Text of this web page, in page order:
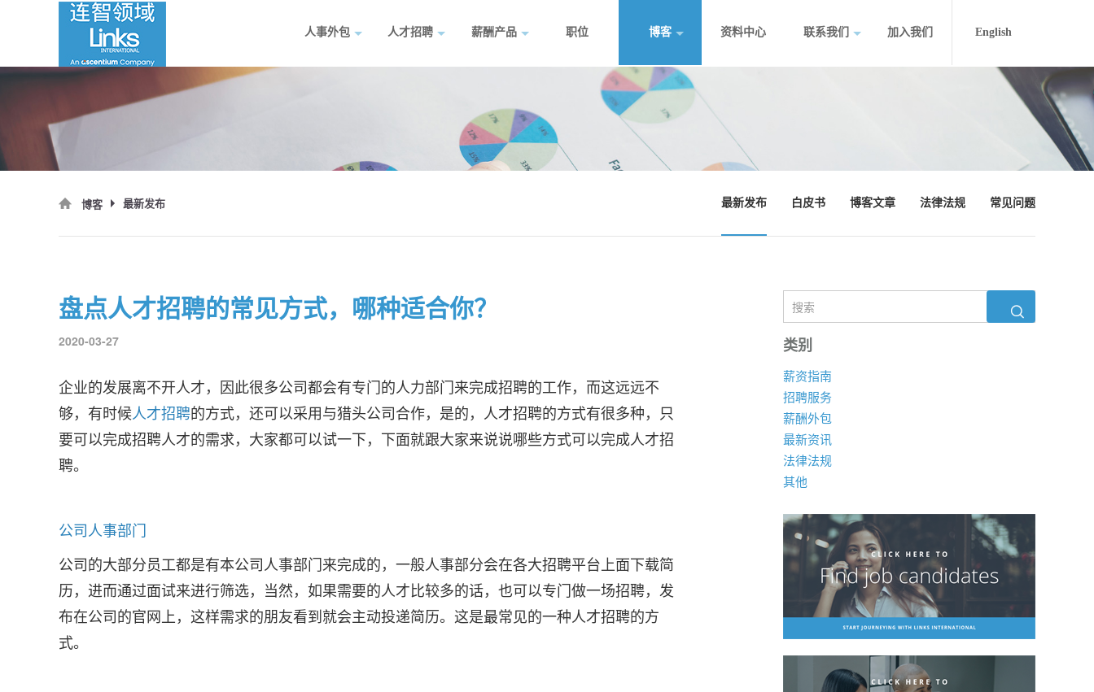
人事外包 人才招聘 薪酬产品 职位 博客 资料中心 联系我们 加入我们 English
博客 最新发布 最新发布 白皮书 博客文章 法律法规 常见问题
盘点人才招聘的常见方式，哪种适合你？
2020-03-27
企业的发展离不开人才，因此很多公司都会有专门的人力部门来完成招聘的工作，而这远远不
够，有时候人才招聘的方式，还可以采用与猎头公司合作，是的，人才招聘的方式有很多种，只
要可以完成招聘人才的需求，大家都可以试一下，下面就跟大家来说说哪些方式可以完成人才招
聘。
公司人事部门
公司的大部分员工都是有本公司人事部门来完成的，一般人事部分会在各大招聘平台上面下载简
历，进而通过面试来进行筛选，当然，如果需要的人才比较多的话，也可以专门做一场招聘，发
布在公司的官网上，这样需求的朋友看到就会主动投递简历。这是最常见的一种人才招聘的方
式。
类别
薪资指南
招聘服务
薪酬外包
最新资讯
法律法规
其他